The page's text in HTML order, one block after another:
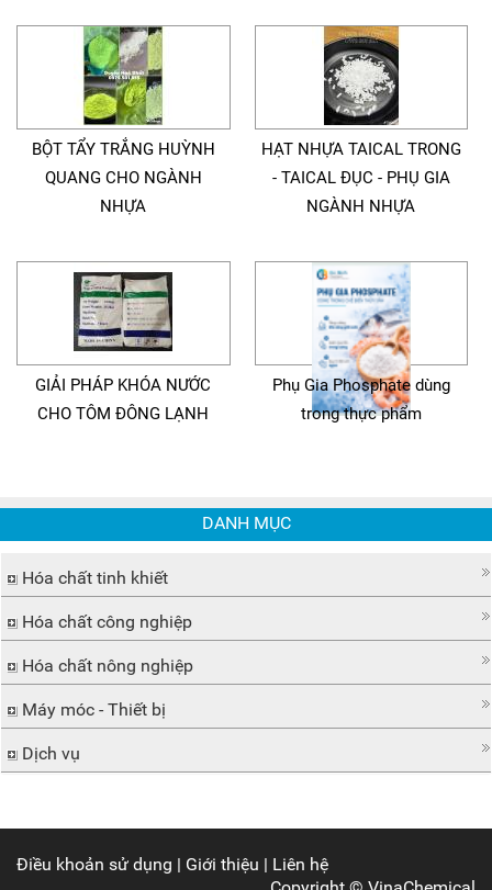
BỘT TẨY TRẮNG HUỲNH
QUANG CHO NGÀNH
NHỰA
HẠT NHỰA TAICAL TRONG
- TAICAL ĐỤC - PHỤ GIA
NGÀNH NHỰA
GIẢI PHÁP KHÓA NƯỚC
CHO TÔM ĐÔNG LẠNH
Phụ Gia Phosphate dùng
trong thực phẩm
DANH MỤC
Hóa chất tinh khiết
Hóa chất công nghiệp
Hóa chất nông nghiệp
Máy móc - Thiết bị
Dịch vụ
Điều khoản sử dụng | Giới thiệu | Liên hệ